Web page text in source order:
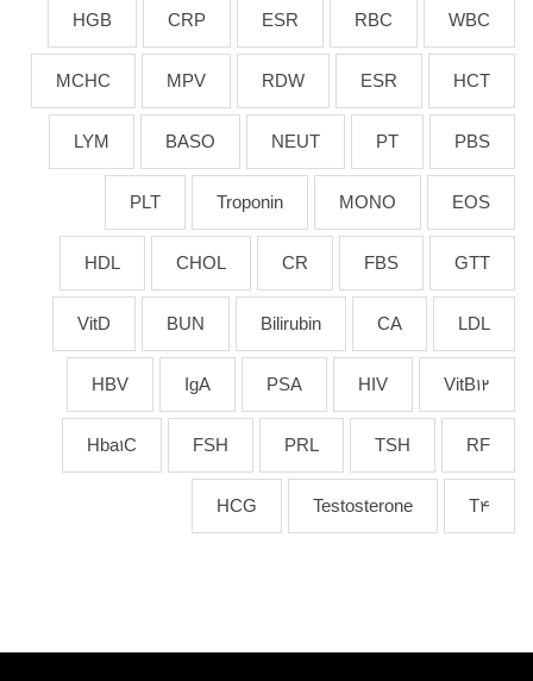
WBC
RBC
ESR
CRP
HGB
HCT
ESR
RDW
MPV
MCHC
PBS
PT
NEUT
BASO
LYM
EOS
MONO
Troponin
PLT
GTT
FBS
CR
CHOL
HDL
LDL
CA
Bilirubin
BUN
VitD
VitB12
HIV
PSA
IgA
HBV
RF
TSH
PRL
FSH
Hba1C
T4
Testosterone
HCG